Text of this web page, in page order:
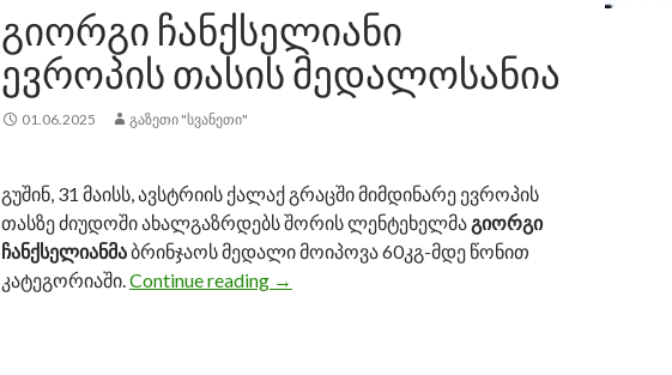
ᲒᲘᲝᲠᲒᲘ ᲩᲐᲜᲥᲡᲔᲚᲘᲐᲜᲘ
ᲔᲕᲠᲝᲞᲘᲡ ᲗᲐᲡᲘᲡ ᲛᲔᲓᲐᲚᲝᲡᲐᲜᲘᲐ
01.06.2025 ᲒᲐᲖᲔᲗᲘ "ᲡᲕᲐᲜᲔᲗᲘ"
გუშინ, 31 მაისს, ავსტრიის ქალაქ გრაცში მიმდინარე ევროპის
თასზე ძიუდოში ახალგაზრდებს შორის ლენტეხელმაგიორგი
ჩანქსელიანმაბრინჯაოს მედალი მოიპოვა 60კგ-მდე წონით
კატეგორიაში.Continue reading გიორგი ჩანქსელიანი ევროპის თასის
→